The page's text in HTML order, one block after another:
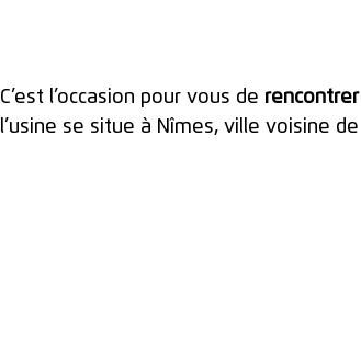
C’est l’occasion pour vous de
l’usine se situe à Nîmes, ville voisine